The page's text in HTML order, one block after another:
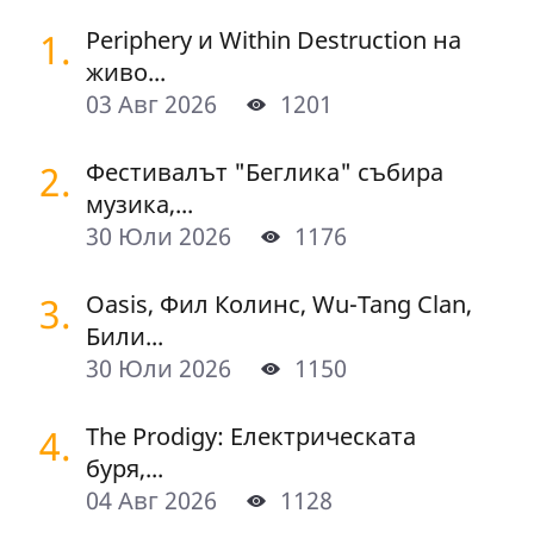
1. Periphery и Within Destruction на
живо...
03 Авг 2026
1201
2. Фестивалът "Беглика" събира
музика,...
30 Юли 2026
1176
3. Oasis, Фил Колинс, Wu-Tang Clan,
Били...
30 Юли 2026
1150
4. The Prodigy: Електрическата
буря,...
04 Авг 2026
1128